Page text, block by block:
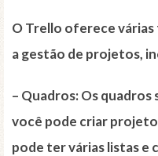
O Trello oferece
a gestão de projetos,
– Quadros: Os quadros
você pode criar
pode ter várias listas e